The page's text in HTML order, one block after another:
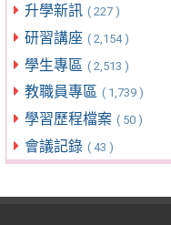
升學新訊 ( 227 )
研習講座 ( 2,154 )
學生專區 ( 2,513 )
教職員專區 ( 1,739 )
學習歷程檔案 ( 50 )
會議記錄 ( 43 )